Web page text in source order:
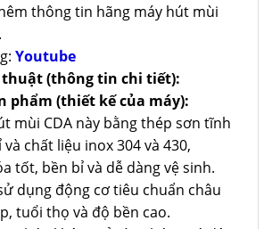
thông tin hãng máy hút mùi
.
Youtube
thuật (thông tin chi tiết):
phẩm (thiết kế của máy):
mùi CDA này bằng thép sơn tĩnh
chất liệu inox 304 và 430,
tốt, bền bỉ và dễ dàng vệ sinh.
dụng động cơ tiêu chuẩn châu
tuổi thọ và độ bền cao.